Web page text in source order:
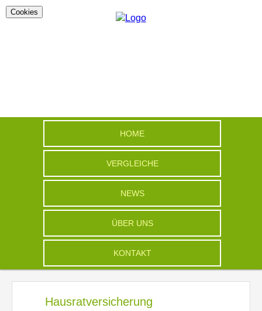
HOME
VERGLEICHE
NEWS
ÜBER UNS
KONTAKT
Hausratversicherung
Cookies